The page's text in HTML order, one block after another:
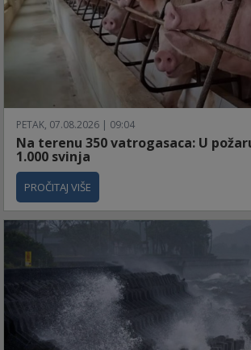
PETAK, 07.08.2026 | 09:04
Na terenu 350 vatrogasaca: U
1.000 svinja
PROČITAJ VIŠE